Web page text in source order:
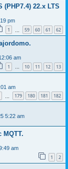
(PHP7.4) 22.х LTS
pm
1 59 60 61 62
am
1 … 10 11 12 13
am
179 180 181 182
5:22 am
MQTT.
am
1 2